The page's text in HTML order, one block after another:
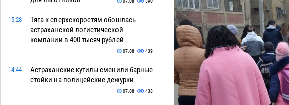
15:28
Тяга к сверхскоростям обошлась
астраханской логистической
компании в 400 тысяч рублей
07.08 439
14:44
Астраханские кутилы сменили барные
стойки на полицейские дежурки
07.08 438